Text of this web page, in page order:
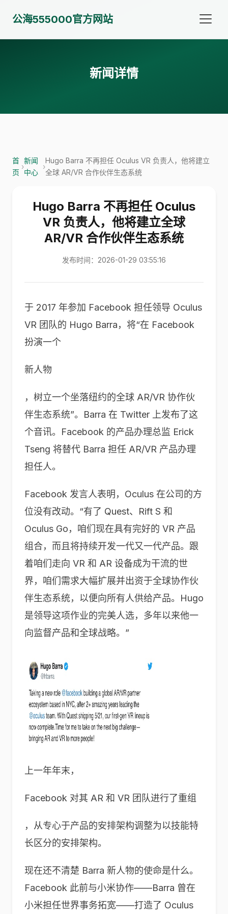
公海555000官方网站
新闻详情
首
页
›
新闻
中心
›
Hugo Barra 不再担任 Oculus VR 负责人，他将建立
全球 AR/VR 合作伙伴生态系统
Hugo Barra 不再担任 Oculus
VR 负责人，他将建立全球
AR/VR 合作伙伴生态系统
发布时间：2026-01-29 03:55:16
于 2017 年参加 Facebook 担任领导 Oculus
VR 团队的 Hugo Barra，将“在 Facebook
扮演一个
新人物
，树立一个坐落纽约的全球 AR/VR 协作伙
伴生态系统”。Barra 在 Twitter 上发布了这
个音讯。Facebook 的产品办理总监 Erick
Tseng 将替代 Barra 担任 AR/VR 产品办理
担任人。
Facebook 发言人表明，Oculus 在公司的方
位没有改动。“有了 Quest、Rift S 和
Oculus Go，咱们现在具有完好的 VR 产品
组合，而且将持续开发一代又一代产品。跟
着咱们走向 VR 和 AR 设备成为干流的世
界，咱们需求大幅扩展并出资于全球协作伙
伴生态系统，以便向所有人供给产品。Hugo
是领导这项作业的完美人选，多年以来他一
向监督产品和全球战略。”
上一年年末，
Facebook 对其 AR 和 VR 团队进行了重组
，从专心于产品的安排架构调整为以技能特
长区分的安排架构。
现在还不清楚 Barra 新人物的使命是什么。
Facebook 此前与小米协作——Barra 曾在
小米担任世界事务拓宽——打造了 Oculus